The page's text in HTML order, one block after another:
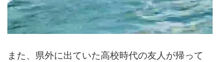
また、県外に出ていた高校時代の友人が帰って